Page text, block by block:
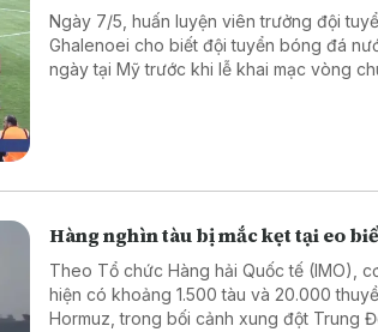
Ngày 7/5, huấn luyện viên trưởng đội
Ghalenoei cho biết đội tuyển bóng đá
ngày tại Mỹ trước khi lễ khai mạc vòng
Hàng nghìn tàu bị mắc kẹt tại eo
Theo Tổ chức Hàng hải Quốc tế (IMO),
hiện có khoảng 1.500 tàu và 20.000
Hormuz, trong bối cảnh xung đột Trung